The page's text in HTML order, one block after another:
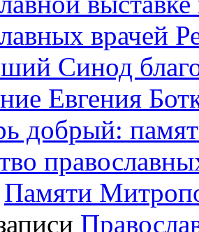
врачей
Синод
Евгения
добрый:
Памяти